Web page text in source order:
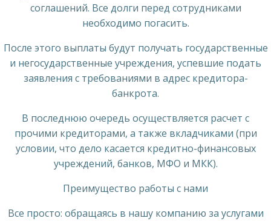
соглашений. Все долги перед сотрудниками
необходимо погасить.
После этого выплаты будут получать государственные
и негосударственные учреждения, успевшие подать
заявления с требованиями в адрес кредитора-
банкрота.
В последнюю очередь осуществляется расчет с
прочими кредиторами, а также вкладчиками (при
условии, что дело касается кредитно-финансовых
учреждений, банков, МФО и МКК).
Преимущество работы с нами
Все просто: обращаясь в нашу компанию за услугами